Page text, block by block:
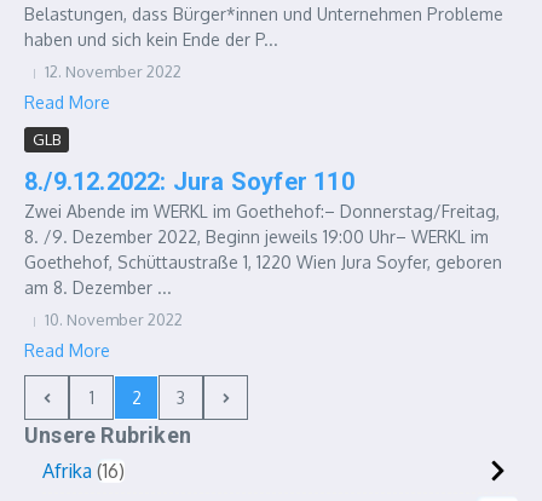
Belastungen, dass Bürger*innen und Unternehmen Probleme
haben und sich kein Ende der P...
12. November 2022
Read More
GLB
8./9.12.2022: Jura Soyfer 110
Zwei Abende im WERKL im Goethehof:– Donnerstag/Freitag,
8. /9. Dezember 2022, Beginn jeweils 19:00 Uhr– WERKL im
Goethehof, Schüttaustraße 1, 1220 Wien Jura Soyfer, geboren
am 8. Dezember ...
10. November 2022
Read More
1 2 3
Unsere Rubriken
Afrika 16